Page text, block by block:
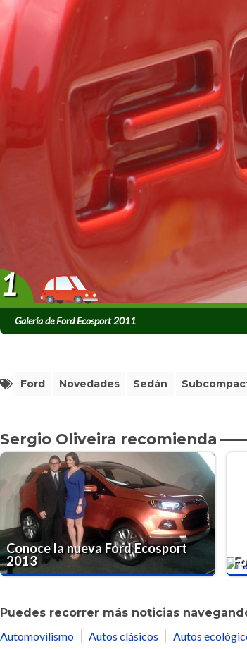
Galería de Ford Ecosport 2011
1
Ford Novedades Sedán
Sergio Oliveira recomienda
Conoce la nueva Ford Ecosport
2013
Puedes recorrer más noticias
Automovilismo
Autos clásicos Autos